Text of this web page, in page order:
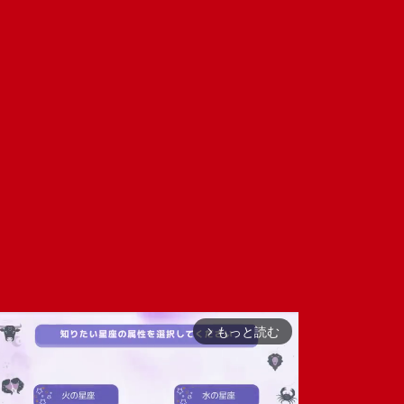
arrow_forward_ios もっと読む